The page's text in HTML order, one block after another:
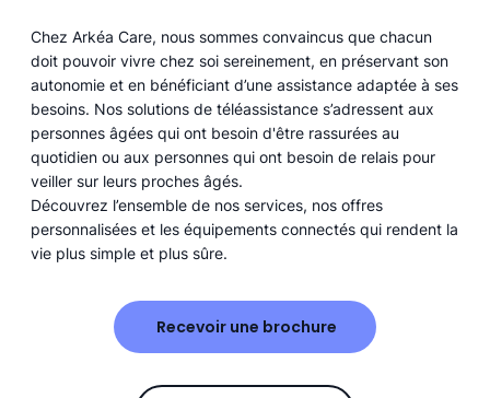
Chez Arkéa Care, nous sommes convaincus que chacun
doit pouvoir vivre chez soi sereinement, en préservant son
autonomie et en bénéficiant d’une assistance adaptée à ses
besoins. Nos solutions de téléassistance s’adressent aux
personnes âgées qui ont besoin d'être rassurées au
quotidien ou aux personnes qui ont besoin de relais pour
veiller sur leurs proches âgés.
Découvrez l’ensemble de nos services, nos offres
personnalisées et les équipements connectés qui rendent la
vie plus simple et plus sûre.
Recevoir une brochure